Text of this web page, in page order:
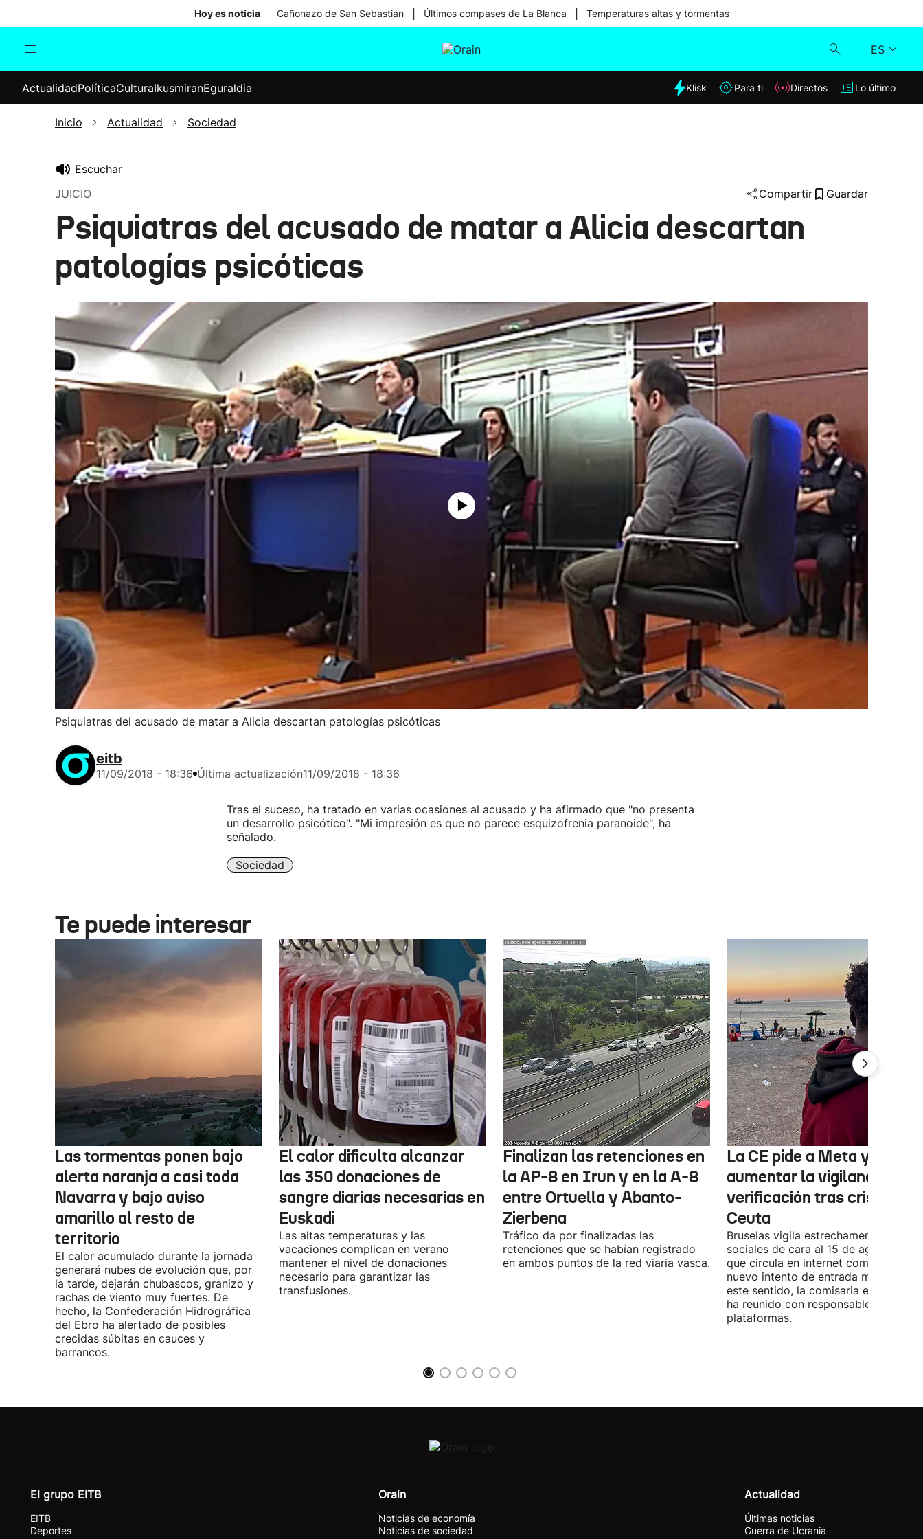
Hoy es noticia Cañonazo de San Sebastián Últimos compases de La Blanca Temperaturas altas y tormentas
ES
Internacional
Elecciones
Klisk
ActualidadPolíticaCulturaIkusmiranEguraldia Klisk Para ti Directos Lo último
Inicio Actualidad Sociedad
Escuchar
JUICIO
Compartir Guardar
Psiquiatras del acusado de matar a Alicia descartan
patologías psicóticas
Psiquiatras del acusado de matar a Alicia descartan patologías psicóticas
eitb
11/09/2018 - 18:36 Última actualización11/09/2018 - 18:36
Tras el suceso, ha tratado en varias ocasiones al acusado y ha afirmado que "no presenta
un desarrollo psicótico". "Mi impresión es que no parece esquizofrenia paranoide", ha
señalado.
Sociedad
Te puede interesar
Las tormentas ponen bajo
alerta naranja a casi toda
Navarra y bajo aviso
amarillo al resto de
territorio
El calor acumulado durante la jornada
generará nubes de evolución que, por
la tarde, dejarán chubascos, granizo y
rachas de viento muy fuertes. De
hecho, la Confederación Hidrográfica
del Ebro ha alertado de posibles
crecidas súbitas en cauces y
barrancos.
El calor dificulta alcanzar
las 350 donaciones de
sangre diarias necesarias en
Euskadi
Las altas temperaturas y las
vacaciones complican en verano
mantener el nivel de donaciones
necesario para garantizar las
transfusiones.
Finalizan las retenciones en
la AP-8 en Irun y en la A-8
entre Ortuella y Abanto-
Zierbena
Tráfico da por finalizadas las
retenciones que se habían registrado
en ambos puntos de la red viaria vasca.
La CE pide a Meta y TikTok
aumentar la vigilancia y
verificación tras crisis en
Ceuta
Bruselas vigila estrechamente las
sociales de cara al 15 de agosto,
que circula en internet como posible
nuevo intento de entrada masiva. En
este sentido, la comisaria europea se
ha reunido con responsables de las
plataformas.
El grupo EITB
EITB
Deportes
Orain
Noticias de economía
Noticias de sociedad
Actualidad
Últimas noticias
Guerra de Ucrania